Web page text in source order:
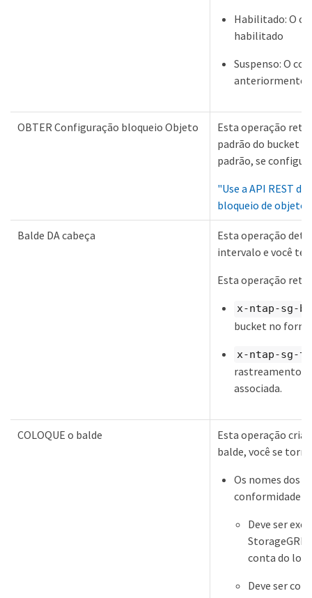
Habilitado: O
habilitado
Suspenso: O
anteriormente
OBTER Configuração bloqueio Objeto
Esta operação
padrão do bucket
padrão, se
"Use a API REST
bloqueio de
Balde DA cabeça
Esta operação
intervalo e você
Esta operação
x-ntap-sg-
bucket no
x-ntap-sg-
rastreamento
associada.
COLOQUE o balde
Esta operação cria
balde, você se
Os nomes dos
conformidade
Deve ser
conta do
Deve ser